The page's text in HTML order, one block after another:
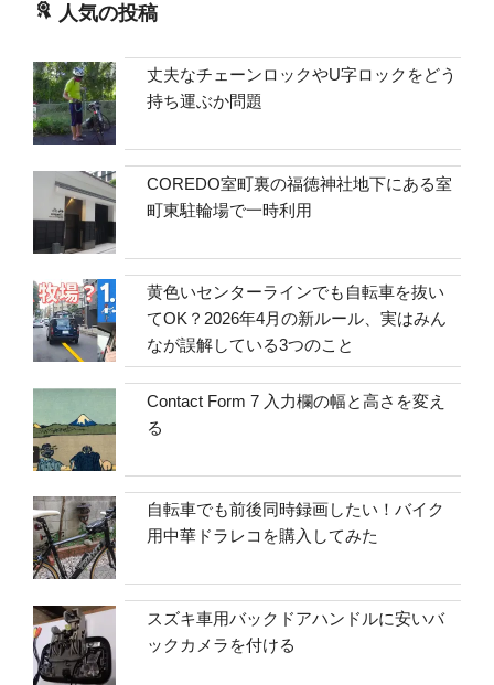
人気の投稿
丈夫なチェーンロックやU字ロックをどう
持ち運ぶか問題
COREDO室町裏の福徳神社地下にある室
町東駐輪場で一時利用
黄色いセンターラインでも自転車を抜い
てOK？2026年4月の新ルール、実はみん
なが誤解している3つのこと
Contact Form 7 入力欄の幅と高さを変え
る
自転車でも前後同時録画したい！バイク
用中華ドラレコを購入してみた
スズキ車用バックドアハンドルに安いバ
ックカメラを付ける